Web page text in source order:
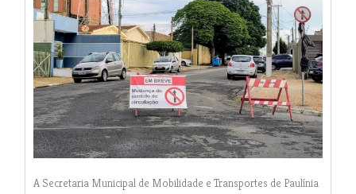
A Secretaria Municipal de Mobilidade e Transportes de Paulínia